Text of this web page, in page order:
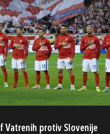
Vatrenih protiv Slovenije